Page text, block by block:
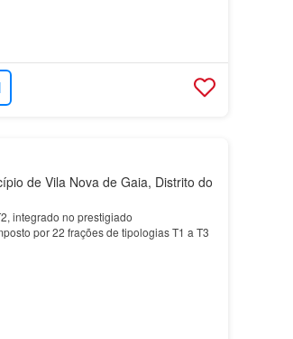
de Vila Nova de Gaia, Distrito do
integrado no prestigiado
por 22 frações de tipologias T1 a T3